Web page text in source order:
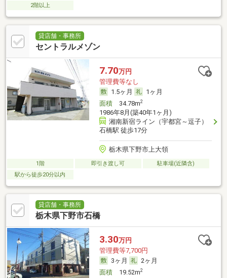
2階以上
貸店舗・事務所
セントラルメゾン
7.70万円
管理費等なし
1.5ヶ月
1ヶ月
面積34.78m2
1986年8月(築40年1ヶ月)
湘南新宿ライン（宇都宮～逗子）
石橋駅 徒歩17分
栃木県下野市上大領
1階 即引き渡し可
駐車場(近隣含)
駅から徒歩20分以内
貸店舗・事務所
栃木県下野市石橋
3.30万円
管理費等7,700円
3ヶ月
2ヶ月
面積19.52m2